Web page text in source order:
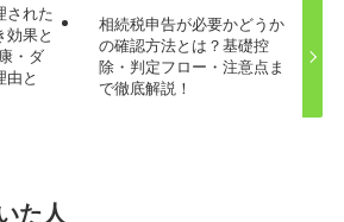
された
効果と
・ダ
由と
相続税申告が必要かどうか
の確認方法とは？基礎控
除・判定フロー・注意点ま
で徹底解説！
た人